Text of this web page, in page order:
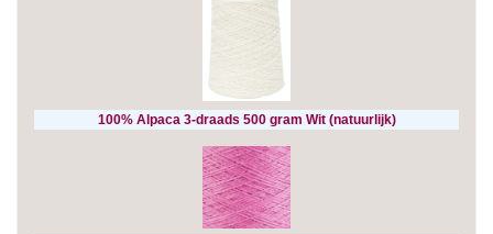
100% Alpaca 3-draads 500 gram Wit (natuurlijk)